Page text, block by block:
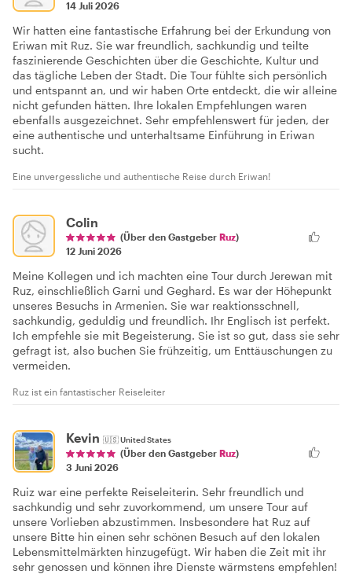
14 Juli 2026
Wir hatten eine fantastische Erfahrung bei der Erkundung von
Eriwan mit Ruz. Sie war freundlich, sachkundig und teilte
faszinierende Geschichten über die Geschichte, Kultur und
das tägliche Leben der Stadt. Die Tour fühlte sich persönlich
und entspannt an, und wir haben Orte entdeckt, die wir alleine
nicht gefunden hätten. Ihre lokalen Empfehlungen waren
ebenfalls ausgezeichnet. Sehr empfehlenswert für jeden, der
eine authentische und unterhaltsame Einführung in Eriwan
sucht.
Eine unvergessliche und authentische Reise durch Eriwan!
Colin
(Über den Gastgeber Ruz)
12 Juni 2026
Meine Kollegen und ich machten eine Tour durch Jerewan mit
Ruz, einschließlich Garni und Geghard. Es war der Höhepunkt
unseres Besuchs in Armenien. Sie war reaktionsschnell,
sachkundig, geduldig und freundlich. Ihr Englisch ist perfekt.
Ich empfehle sie mit Begeisterung. Sie ist so gut, dass sie sehr
gefragt ist, also buchen Sie frühzeitig, um Enttäuschungen zu
vermeiden.
Ruz ist ein fantastischer Reiseleiter
Kevin 🇺🇸United States
(Über den Gastgeber Ruz)
3 Juni 2026
Ruiz war eine perfekte Reiseleiterin. Sehr freundlich und
sachkundig und sehr zuvorkommend, um unsere Tour auf
unsere Vorlieben abzustimmen. Insbesondere hat Ruz auf
unsere Bitte hin einen sehr schönen Besuch auf den lokalen
Lebensmittelmärkten hinzugefügt. Wir haben die Zeit mit ihr
sehr genossen und können ihre Dienste wärmstens empfehlen!